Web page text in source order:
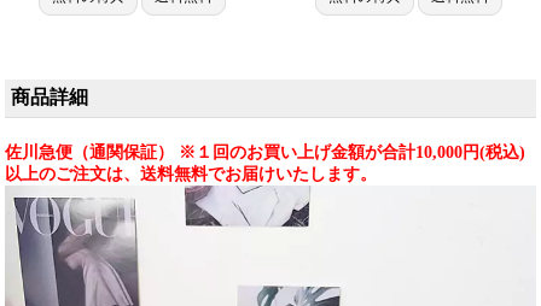
抜群。格安価格で
商品詳細
佐川急便（通関保証） ※１回のお買い上げ金額が合計10,000円(税込)
以上のご注文は、送料無料でお届けいたします。